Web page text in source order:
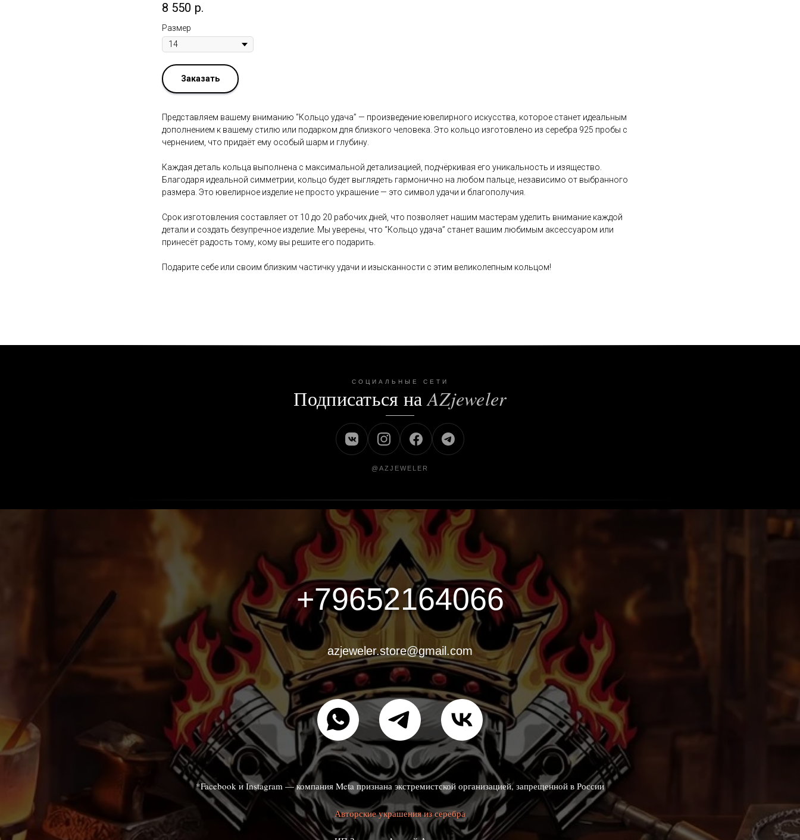
8 550 р.
Размер
Заказать
Представляем вашему вниманию “Кольцо удача” — произведение ювелирного искусства, которое станет идеальным
дополнением к вашему стилю или подарком для близкого человека. Это кольцо изготовлено из серебра 925 пробы с
чернением, что придаёт ему особый шарм и глубину.
Каждая деталь кольца выполнена с максимальной детализацией, подчёркивая его уникальность и изящество.
Благодаря идеальной симметрии, кольцо будет выглядеть гармонично на любом пальце, независимо от выбранного
размера. Это ювелирное изделие не просто украшение — это символ удачи и благополучия.
Срок изготовления составляет от 10 до 20 рабочих дней, что позволяет нашим мастерам уделить внимание каждой
детали и создать безупречное изделие. Мы уверены, что “Кольцо удача” станет вашим любимым аксессуаром или
принесёт радость тому, кому вы решите его подарить.
Подарите себе или своим близким частичку удачи и изысканности с этим великолепным кольцом!
СОЦИАЛЬНЫЕ СЕТИ
Подписаться на AZjeweler
@AZJEWELER
+79652164066
azjeweler.store@gmail.com
*Facebook и Instagram — компания Meta признана экстремистской организацией, запрещенной в России
Авторские украшения из серебра